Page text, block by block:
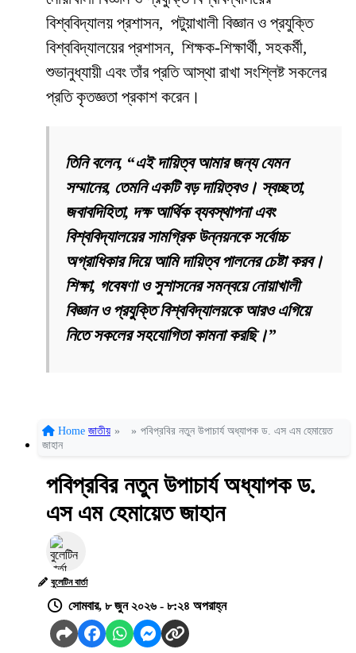
বিশ্ববিদ্যালয় প্রশাসন, পটুয়াখালী বিজ্ঞান ও প্রযুক্তি
বিশ্ববিদ্যালয়ের প্রশাসন, শিক্ষক-শিক্ষার্থী, সহকর্মী,
শুভানুধ্যায়ী এবং তাঁর প্রতি আস্থা রাখা সংশ্লিষ্ট সকলের
প্রতি কৃতজ্ঞতা প্রকাশ করেন।
তিনি বলেন, “এই দায়িত্ব আমার জন্য যেমন
সম্মানের, তেমনি একটি বড় দায়িত্বও। স্বচ্ছতা,
জবাবদিহিতা, দক্ষ আর্থিক ব্যবস্থাপনা এবং
বিশ্ববিদ্যালয়ের সামগ্রিক উন্নয়নকে সর্বোচ্চ
অগ্রাধিকার দিয়ে আমি দায়িত্ব পালনের চেষ্টা করব।
শিক্ষা, গবেষণা ও সুশাসনের সমন্বয়ে নোয়াখালী
বিজ্ঞান ও প্রযুক্তি বিশ্ববিদ্যালয়কে আরও এগিয়ে
নিতে সকলের সহযোগিতা কামনা করছি।”
Home জাতীয় » » পবিপ্রবির নতুন উপাচার্য অধ্যাপক ড. এস এম হেমায়েত
জাহান
পবিপ্রবির নতুন উপাচার্য অধ্যাপক ড.
এস এম হেমায়েত জাহান
বুলেটিন বার্তা
সোমবার, ৮ জুন ২০২৬ - ৮:২৪ অপরাহ্ন